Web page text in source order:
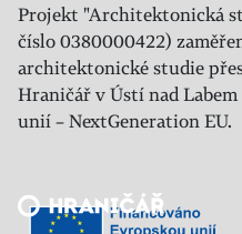
Projekt "Architektonická
číslo 0380000422)
architektonické studie
Hraničář v Ústí nad
unií – NextGeneration EU.